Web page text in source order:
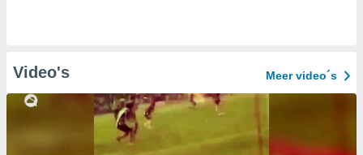
Video's Meer video´s